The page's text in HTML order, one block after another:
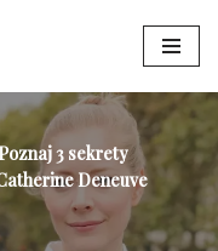
Poznaj 3 sekrety
Deneuve